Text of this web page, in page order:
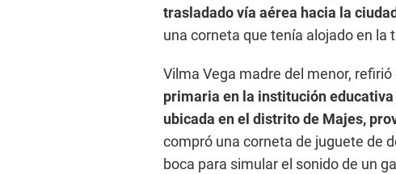
trasladado vía aérea hacia la
una corneta que tenía alojado en la
Vilma Vega madre del menor, refirió
primaria en la institución
ubicada en el distrito de Majes,
compró una corneta de juguete de
boca para simular el sonido de un